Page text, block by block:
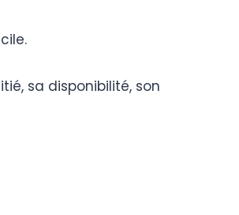
sa disponibilité, son